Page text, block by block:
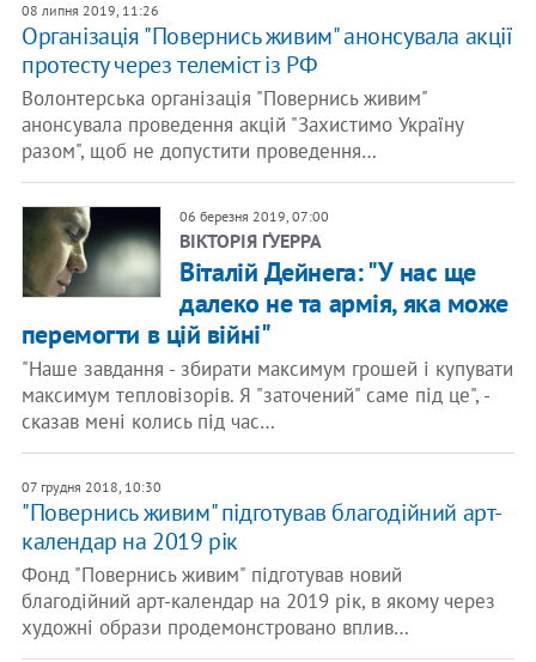
08 липня 2019, 11:26
Організація "Повернись живим" анонсувала акції
протесту через телеміст із РФ
Волонтерська організація "Повернись живим"
анонсувала проведення акцій "Захистимо Україну
разом", щоб не допустити проведення…
06 березня 2019, 07:00
ВІКТОРІЯ ҐУЕРРА
Віталій Дейнега: "У нас ще
далеко не та армія, яка може
перемогти в цій війні"
"Наше завдання - збирати максимум грошей і купувати
максимум тепловізорів. Я "заточений" саме під це", -
сказав мені колись під час…
07 грудня 2018, 10:30
"Повернись живим" підготував благодійний арт-
календар на 2019 рік
Фонд "Повернись живим" підготував новий
благодійний арт-календар на 2019 рік, в якому через
художні образи продемонстровано вплив…